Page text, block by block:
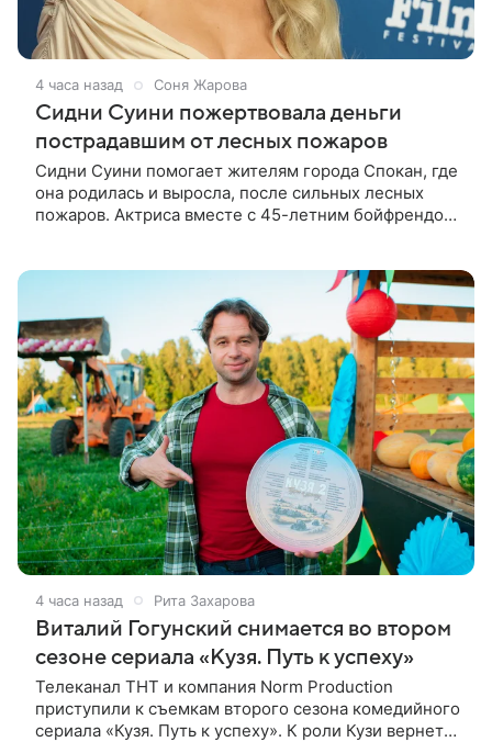
4 часа назад Соня Жарова
Сидни Суини пожертвовала деньги
пострадавшим от лесных пожаров
Сидни Суини помогает жителям города Спокан, где
она родилась и выросла, после сильных лесных
пожаров. Актриса вместе с 45-летним бойфрендом
4 часа назад Рита Захарова
Виталий Гогунский снимается во втором
сезоне сериала «Кузя. Путь к успеху»
Телеканал ТНТ и компания Norm Production
приступили к съемкам второго сезона комедийного
сериала «Кузя. Путь к успеху». К роли Кузи вернется